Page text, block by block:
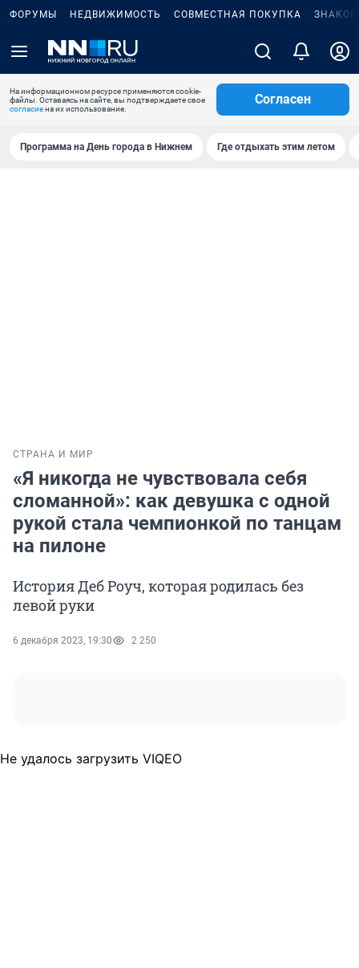
ФОРУМЫ НЕДВИЖИМОСТЬ СОВМЕСТНАЯ ПОКУПКА
На информационном ресурсе применяются cookie-
файлы. Оставаясь на сайте, вы подтверждаете свое
согласиена их использование.
Согласен
Программа на День города в Нижнем Где отдыхать этим летом
СТРАНА И МИР
«Я никогда не чувствовала себя
сломанной»: как девушка с одной
рукой стала чемпионкой по танцам
на пилоне
История Деб Роуч, которая родилась без
левой руки
6 декабря 2023, 19:30 2 250
Не удалось загрузить VIQEO